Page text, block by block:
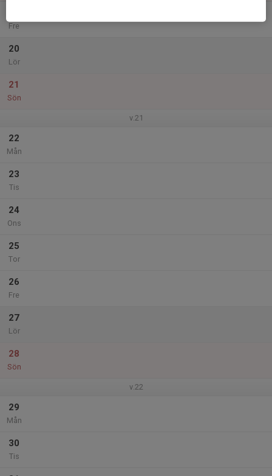
Fre
20
Lör
21
Sön
v.21
22
Mån
23
Tis
24
Ons
25
Tor
26
Fre
27
Lör
28
Sön
v.22
29
Mån
30
Tis